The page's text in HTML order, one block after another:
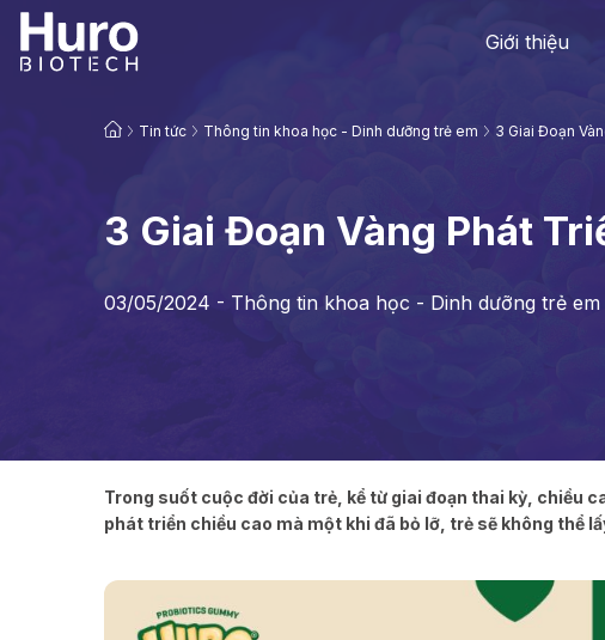
Giới thiệu
Tin tức Thông tin khoa học - Dinh dưỡng trẻ em 3 Giai Đoạn
3 Giai Đoạn Vàng Phát
03/05/2024 - Thông tin khoa học - Dinh dưỡng trẻ em
Trong suốt cuộc đời của trẻ, kể từ giai đoạn thai kỳ, chiều
phát triển chiều cao mà một khi đã bỏ lỡ, trẻ sẽ không thể